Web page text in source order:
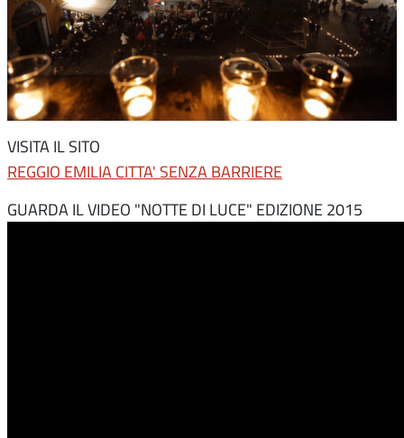
VISITA IL SITO
REGGIO EMILIA CITTA' SENZA BARRIERE
GUARDA IL VIDEO "NOTTE DI LUCE" EDIZIONE 2015